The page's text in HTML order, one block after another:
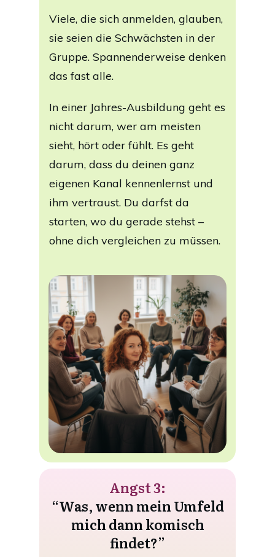
Viele, die sich anmelden, glauben,
sie seien die Schwächsten in der
Gruppe. Spannenderweise denken
das fast alle.
In einer Jahres-Ausbildung geht es
nicht darum, wer am meisten
sieht, hört oder fühlt. Es geht
darum, dass du deinen ganz
eigenen Kanal kennenlernst und
ihm vertraust. Du darfst da
starten, wo du gerade stehst –
ohne dich vergleichen zu müssen.
Angst 3:
“Was, wenn mein Umfeld
mich dann komisch
findet?”